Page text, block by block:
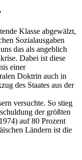
Klasse abgewälzt,
Sozialausgaben
das als angeblich
Dabei ist diese
einer
Doktrin auch in
des Staates aus der
versuchte. So stieg
der größten
auf 80 Prozent
Ländern ist die